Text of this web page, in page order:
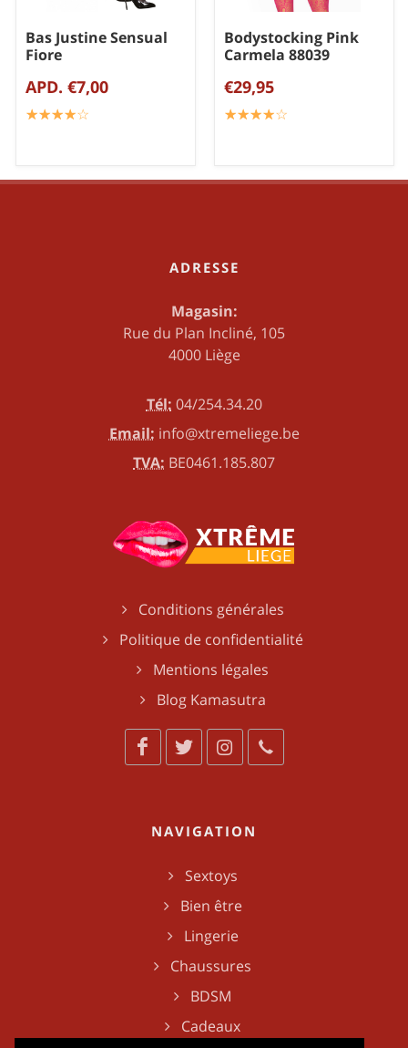
Bas Justine Sensual
Fiore
APD. €7,00
☆☆☆☆☆
★★★★★
Bodystocking Pink
Carmela 88039
€29,95
☆☆☆☆☆
★★★★★
ADRESSE
Magasin:
Rue du Plan Incliné, 105
4000 Liège
Tél: 04/254.34.20
Email: info@xtremeliege.be
TVA: BE0461.185.807
Conditions générales
Politique de confidentialité
Mentions légales
Blog Kamasutra
NAVIGATION
Sextoys
Bien être
Lingerie
Chaussures
BDSM
Cadeaux